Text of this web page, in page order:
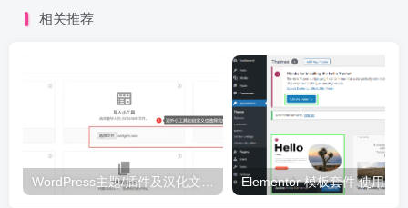
相关推荐
WordPress主题/插件及汉化文件安装详细图文教程